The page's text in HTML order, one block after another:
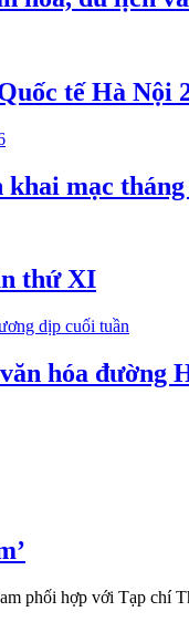
tế Hà Nội
mạc tháng
thứ XI
hóa đường
hợp với Tạp chí